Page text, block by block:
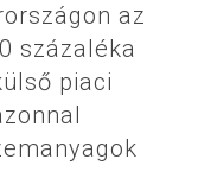
az
százaléka
piaci